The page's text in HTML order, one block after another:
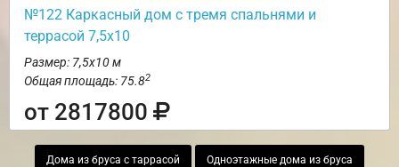
№122 Каркасный дом с тремя спальнями и
террасой 7,5х10
Размер: 7,5х10 м
Общая площадь: 75.82
от 2817800
Дома из бруса с таррасой Одноэтажные дома из бруса